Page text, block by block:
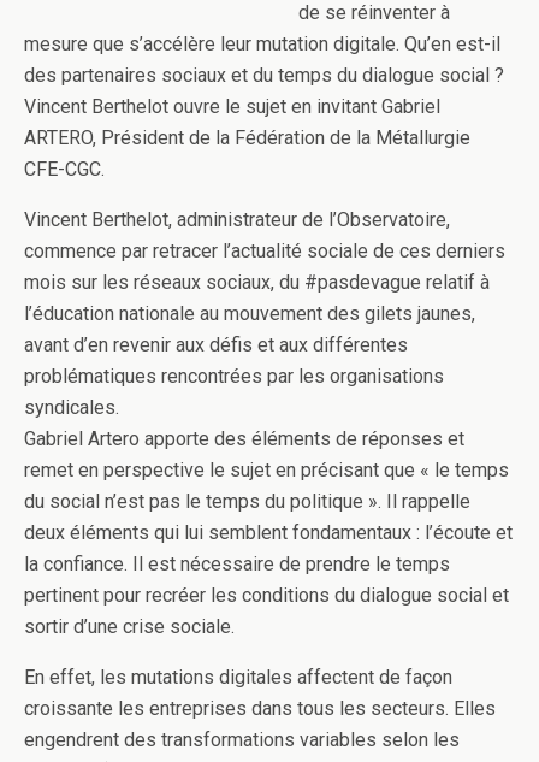
o
o
k
e
r
d
I
g
e
de se réinventer à
mesure que s’accélère leur mutation digitale. Qu’en est-il
des partenaires sociaux et du temps du dialogue social ?
Vincent Berthelot ouvre le sujet en invitant Gabriel
ARTERO, Président de la Fédération de la Métallurgie
CFE-CGC.
Vincent Berthelot, administrateur de l’Observatoire,
commence par retracer l’actualité sociale de ces derniers
mois sur les réseaux sociaux, du #pasdevague relatif à
l’éducation nationale au mouvement des gilets jaunes,
avant d’en revenir aux défis et aux différentes
problématiques rencontrées par les organisations
syndicales.
Gabriel Artero apporte des éléments de réponses et
remet en perspective le sujet en précisant que « le temps
du social n’est pas le temps du politique ». Il rappelle
deux éléments qui lui semblent fondamentaux : l’écoute et
la confiance. Il est nécessaire de prendre le temps
pertinent pour recréer les conditions du dialogue social et
sortir d’une crise sociale.
En effet, les mutations digitales affectent de façon
croissante les entreprises dans tous les secteurs. Elles
engendrent des transformations variables selon les